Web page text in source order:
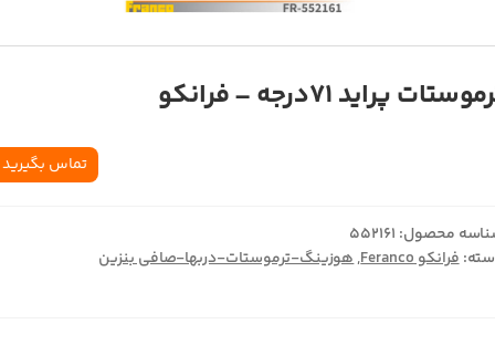
پراید 71درجه – فرانکو
تماس بگیرید
محصول: 552161
فرانکو Feranco ,هوزینگ-ترموستات-دربها-صافی بنزین